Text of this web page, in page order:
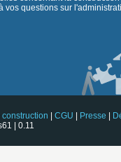
questions sur
CGU Presse
| 0.11